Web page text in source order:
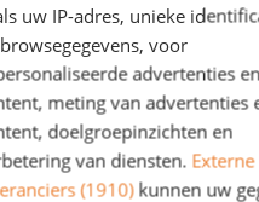
monitoring en reflectie
en zorg
ons ondersteuningsaanbod
u ons protocol vinden bij
> downloads.
uw IP-adres, unieke
voor
advertenties en
meting van advertenties
doelgroepinzichten en
van diensten. Externe
(1910)kunnen uw